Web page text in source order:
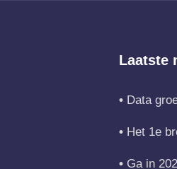
Laatste
Data
Het 1e
Ga in